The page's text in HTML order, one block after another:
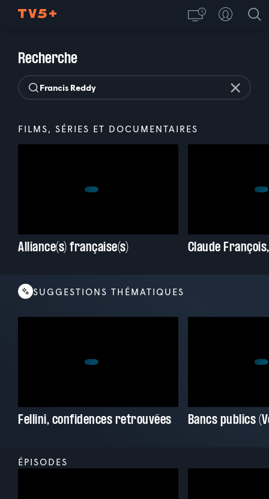
Recherche
FILMS, SÉRIES ET DOCUMENTAIRES
Alliance(s) française(s)
SUGGESTIONS THÉMATIQUES
Fellini, confidences retrouvées
ÉPISODES